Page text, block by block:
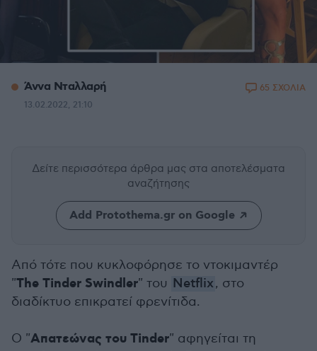
Άννα Νταλλαρή
13.02.2022, 21:10
65 ΣΧΟΛΙΑ
Δείτε περισσότερα άρθρα μας στα αποτελέσματα
αναζήτησης
Add Protothema.gr on Google
Από τότε που κυκλοφόρησε το ντοκιμαντέρ
"The Tinder Swindler" του Netflix, στο
διαδίκτυο επικρατεί φρενίτιδα.
Ο "Απατεώνας του Tinder" αφηγείται τη